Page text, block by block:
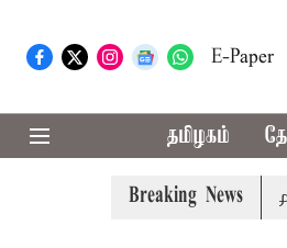
E-Paper
தமிழகம்
Breaking News
எம்.பி.க்கள் கூட்டத்துக்கு முதல்-